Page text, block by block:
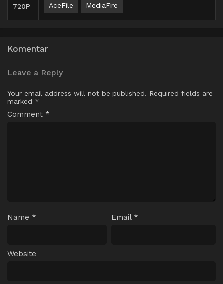
720P AceFile MediaFire
Komentar
Leave a Reply
Your email address will not be published. Required fields are
marked *
Comment *
Name * Email *
Website